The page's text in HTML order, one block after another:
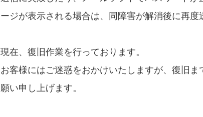
ージが表示される場合は、同障害が解消後に再
現在、復旧作業を行っております。
お客様にはご迷惑をおかけいたしますが、復旧
願い申し上げます。